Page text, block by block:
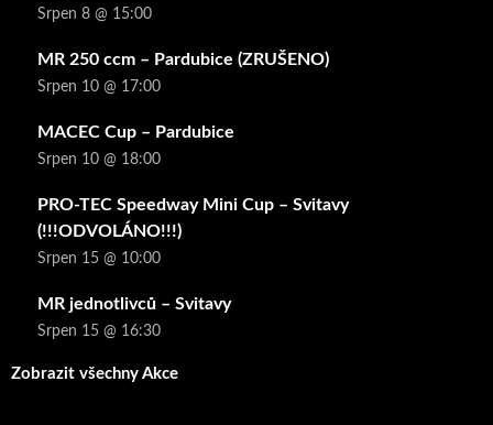
Srpen 8 @ 15:00
MR 250 ccm – Pardubice (ZRUŠENO)
Srpen 10 @ 17:00
MACEC Cup – Pardubice
Srpen 10 @ 18:00
PRO-TEC Speedway Mini Cup – Svitavy
(!!!ODVOLÁNO!!!)
Srpen 15 @ 10:00
MR jednotlivců – Svitavy
Srpen 15 @ 16:30
Zobrazit všechny Akce